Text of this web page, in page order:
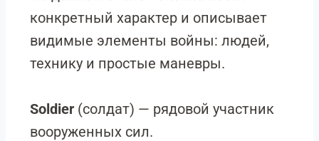
конкретный характер и описывает
видимые элементы войны: людей,
технику и простые маневры.
Soldier (солдат) — рядовой участник
вооруженных сил.